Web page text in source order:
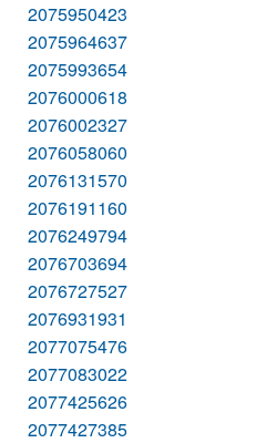
2075950423
2075964637
2075993654
2076000618
2076002327
2076058060
2076131570
2076191160
2076249794
2076703694
2076727527
2076931931
2077075476
2077083022
2077425626
2077427385